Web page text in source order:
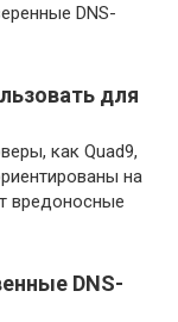
DNS-
для
как Quad9,
на
вредоносные
DNS-